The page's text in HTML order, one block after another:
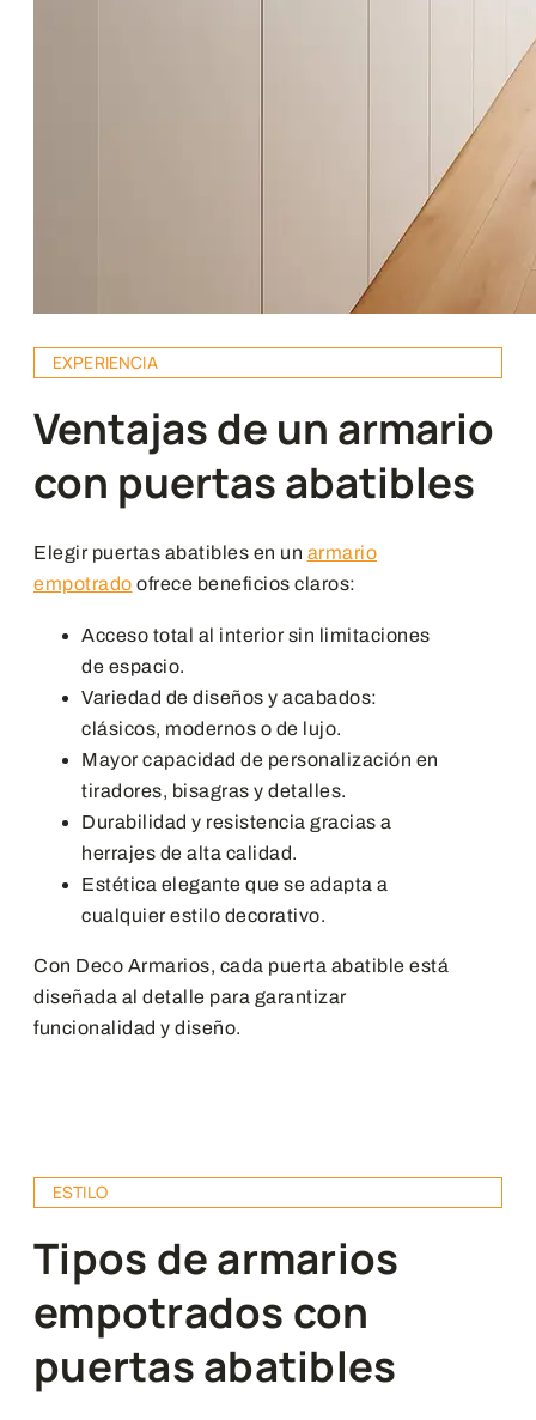
EXPERIENCIA
Ventajas de un armario
con puertas abatibles
Elegir puertas abatibles en un armario
empotrado ofrece beneficios claros:
Acceso total al interior sin limitaciones
de espacio.
Variedad de diseños y acabados:
clásicos, modernos o de lujo.
Mayor capacidad de personalización en
tiradores, bisagras y detalles.
Durabilidad y resistencia gracias a
herrajes de alta calidad.
Estética elegante que se adapta a
cualquier estilo decorativo.
Con Deco Armarios, cada puerta abatible está
diseñada al detalle para garantizar
funcionalidad y diseño.
ESTILO
Tipos de armarios
empotrados con
puertas abatibles